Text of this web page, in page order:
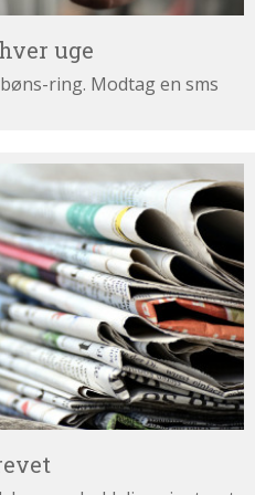
uge
ring. Modtag en sms